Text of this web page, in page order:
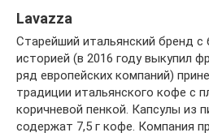
Lavazza
Старейший итальянский бренд с
историей (в 2016 году выкупил
ряд европейских компаний)
традиции итальянского кофе с
коричневой пенкой. Капсулы из
содержат 7,5 г кофе. Компания